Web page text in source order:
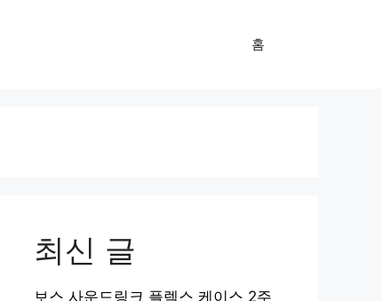
홈
최신 글
보스 사운드링크 플렉스 케이스 2주